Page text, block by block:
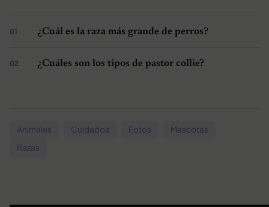
¿Cuál es la raza más grande de perros?
¿Cuáles son los tipos de pastor collie?
Animales Cuidados Fotos
Mascotas
Razas